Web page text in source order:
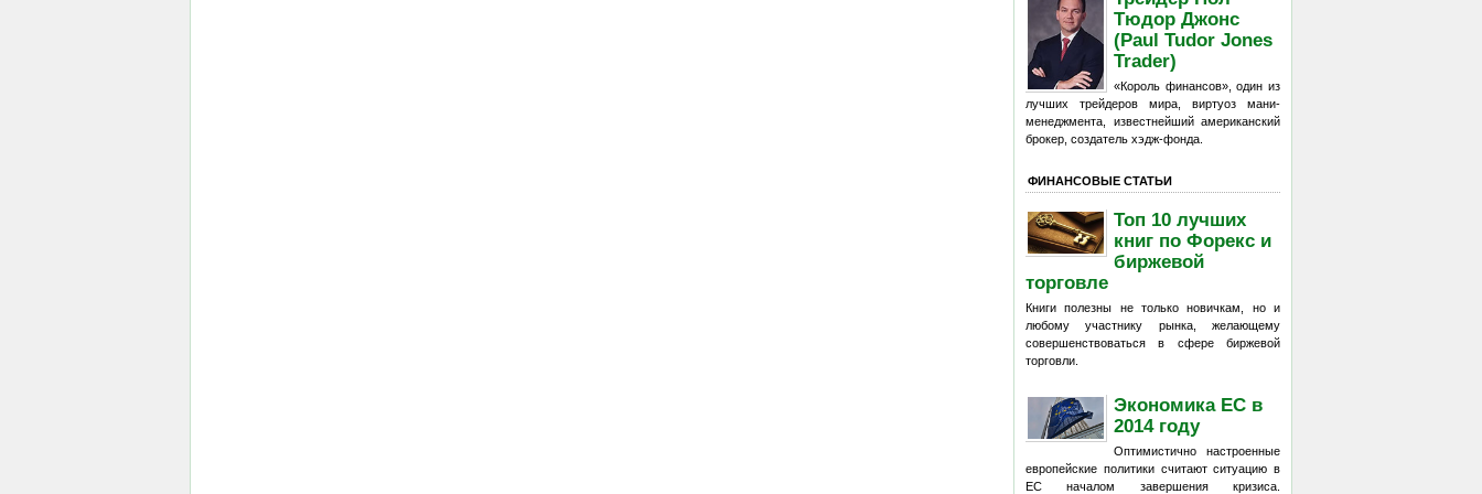
Тюдор Джонс
(Paul Tudor Jones
Trader)
«Король финансов», один из
лучших трейдеров мира, виртуоз мани-
менеджмента, известнейший американский
брокер, создатель хэдж-фонда.
ФИНАНСОВЫЕ СТАТЬИ
Топ 10 лучших
книг по Форекс и
биржевой
торговле
Книги полезны не только новичкам, но и
любому участнику рынка, желающему
совершенствоваться в сфере биржевой
торговли.
Экономика ЕС в
2014 году
Оптимистично настроенные
европейские политики считают ситуацию в
ЕС началом завершения кризиса.